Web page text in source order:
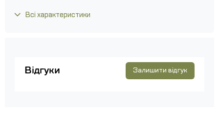
Всі характеристики
Відгуки Залишити відгук